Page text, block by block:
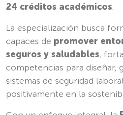
24 créditos académicos.
La especialización busca
capaces de promover
seguros y saludables,
competencias para diseñar,
sistemas de seguridad
positivamente en la